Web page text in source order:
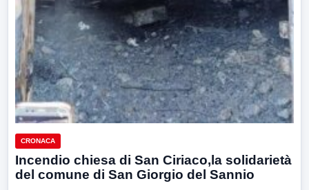
CRONACA
Incendio chiesa di San Ciriaco,la solidarietà
del comune di San Giorgio del Sannio